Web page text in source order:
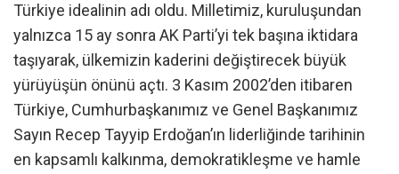
Türkiye idealinin adı oldu. Milletimiz, kuruluşundan
yalnızca 15 ay sonra AK Parti’yi tek başına iktidara
taşıyarak, ülkemizin kaderini değiştirecek büyük
yürüyüşün önünü açtı. 3 Kasım 2002’den itibaren
Türkiye, Cumhurbaşkanımız ve Genel Başkanımız
Sayın Recep Tayyip Erdoğan’ın liderliğinde tarihinin
en kapsamlı kalkınma, demokratikleşme ve hamle